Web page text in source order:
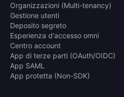
Organizzazioni (Multi-tenancy)
Gestione utenti
Deposito segreto
Esperienza d'accesso omni
Centro account
App di terze parti (OAuth/OIDC)
App SAML
App protetta (Non-SDK)